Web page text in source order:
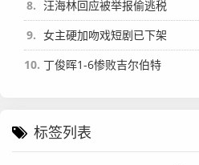
8
汪海林回应被举报偷逃税
9
女主硬加吻戏短剧已下架
10 丁俊晖1-6惨败吉尔伯特
标签列表